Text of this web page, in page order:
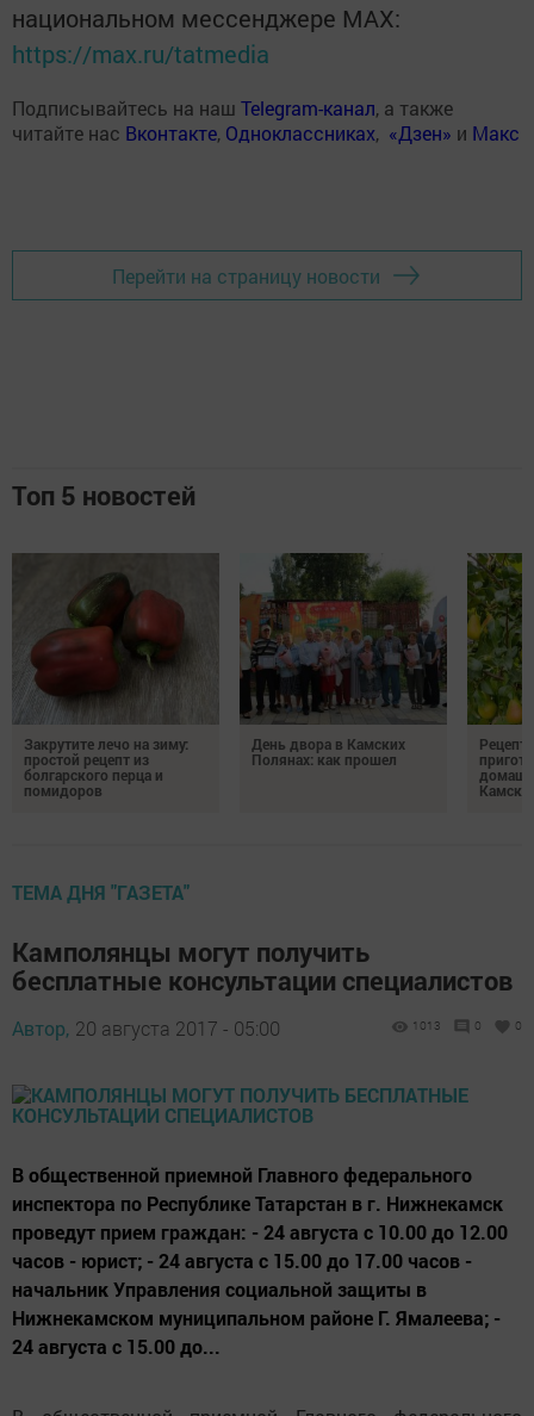
национальном мессенджере MАХ:
https://max.ru/tatmedia
Подписывайтесь на наш Telegram-канал, а также
читайте нас Вконтакте, Одноклассниках, «Дзен» и Макс
Перейти на страницу новости
Топ 5 новостей
Закрутите лечо на зиму:
простой рецепт из
болгарского перца и
помидоров
День двора в Камских
Полянах: как прошел
ТЕМА ДНЯ "ГАЗЕТА"
Камполянцы могут получить
бесплатные консультации специалистов
Автор, 20 августа 2017 - 05:00 1013 0 0
В общественной приемной Главного федерального
инспектора по Республике Татарстан в г. Нижнекамск
проведут прием граждан: - 24 августа с 10.00 до 12.00
часов - юрист; - 24 августа с 15.00 до 17.00 часов -
начальник Управления социальной защиты в
Нижнекамском муниципальном районе Г. Ямалеева; -
24 августа с 15.00 до...